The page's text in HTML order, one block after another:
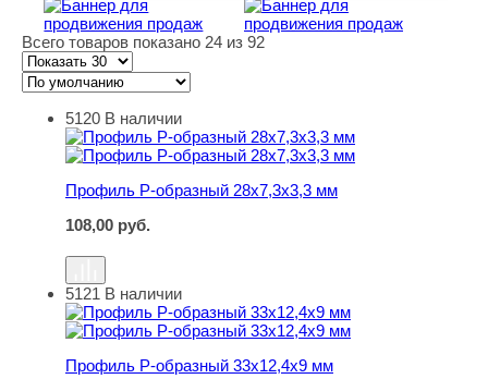
Всего товаров показано 24 из 92
Профиль Р-образный 28х7,3х3,3 мм
5120 В наличии
Профиль Р-образный 28х7,3х3,3 мм
108,00 руб.
Профиль Р-образный 33х12,4х9 мм
5121 В наличии
Профиль Р-образный 33х12,4х9 мм